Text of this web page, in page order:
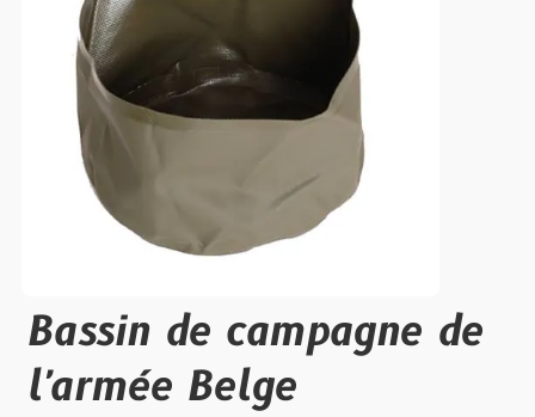
Bassin de campagne de
l'armée Belge